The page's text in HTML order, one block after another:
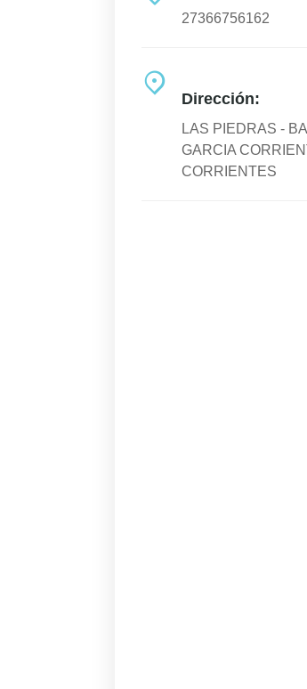
27366756162
Dirección:
LAS PIEDRAS -
GARCIA
CORRIENTES